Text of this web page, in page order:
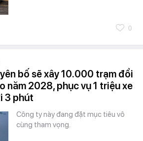
0
bố sẽ xây 10.000 trạm đổi
năm 2028, phục vụ 1 triệu xe
3 phút
Công ty này đang đặt mục tiêu vô
cùng tham vọng.